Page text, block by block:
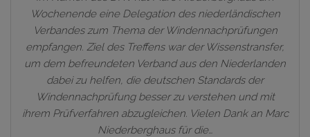
Wochenende eine Delegation des niederländischen
Verbandes zum Thema der Windennachprüfungen
empfangen. Ziel des Treffens war der Wissenstransfer,
um dem befreundeten Verband aus den Niederlanden
dabei zu helfen, die deutschen Standards der
Windennachprüfung besser zu verstehen und mit
ihrem Prüfverfahren abzugleichen. Vielen Dank an Marc
Niederberghaus für die…